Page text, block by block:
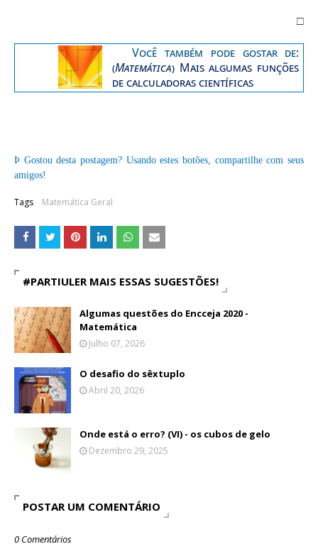
□
Você também pode gostar de:
(Matemática) Mais algumas funções
de calculadoras científicas
Þ Gostou desta postagem? Usando estes botões, compartilhe com seus
amigos!
Tags Matemática Geral
#PARTIULER MAIS ESSAS SUGESTÕES!
Algumas questões do Encceja 2020 -
Matemática
Julho 07, 2026
O desafio do sêxtuplo
Abril 20, 2026
Onde está o erro? (VI) - os cubos de gelo
Dezembro 29, 2025
POSTAR UM COMENTÁRIO
0 Comentários